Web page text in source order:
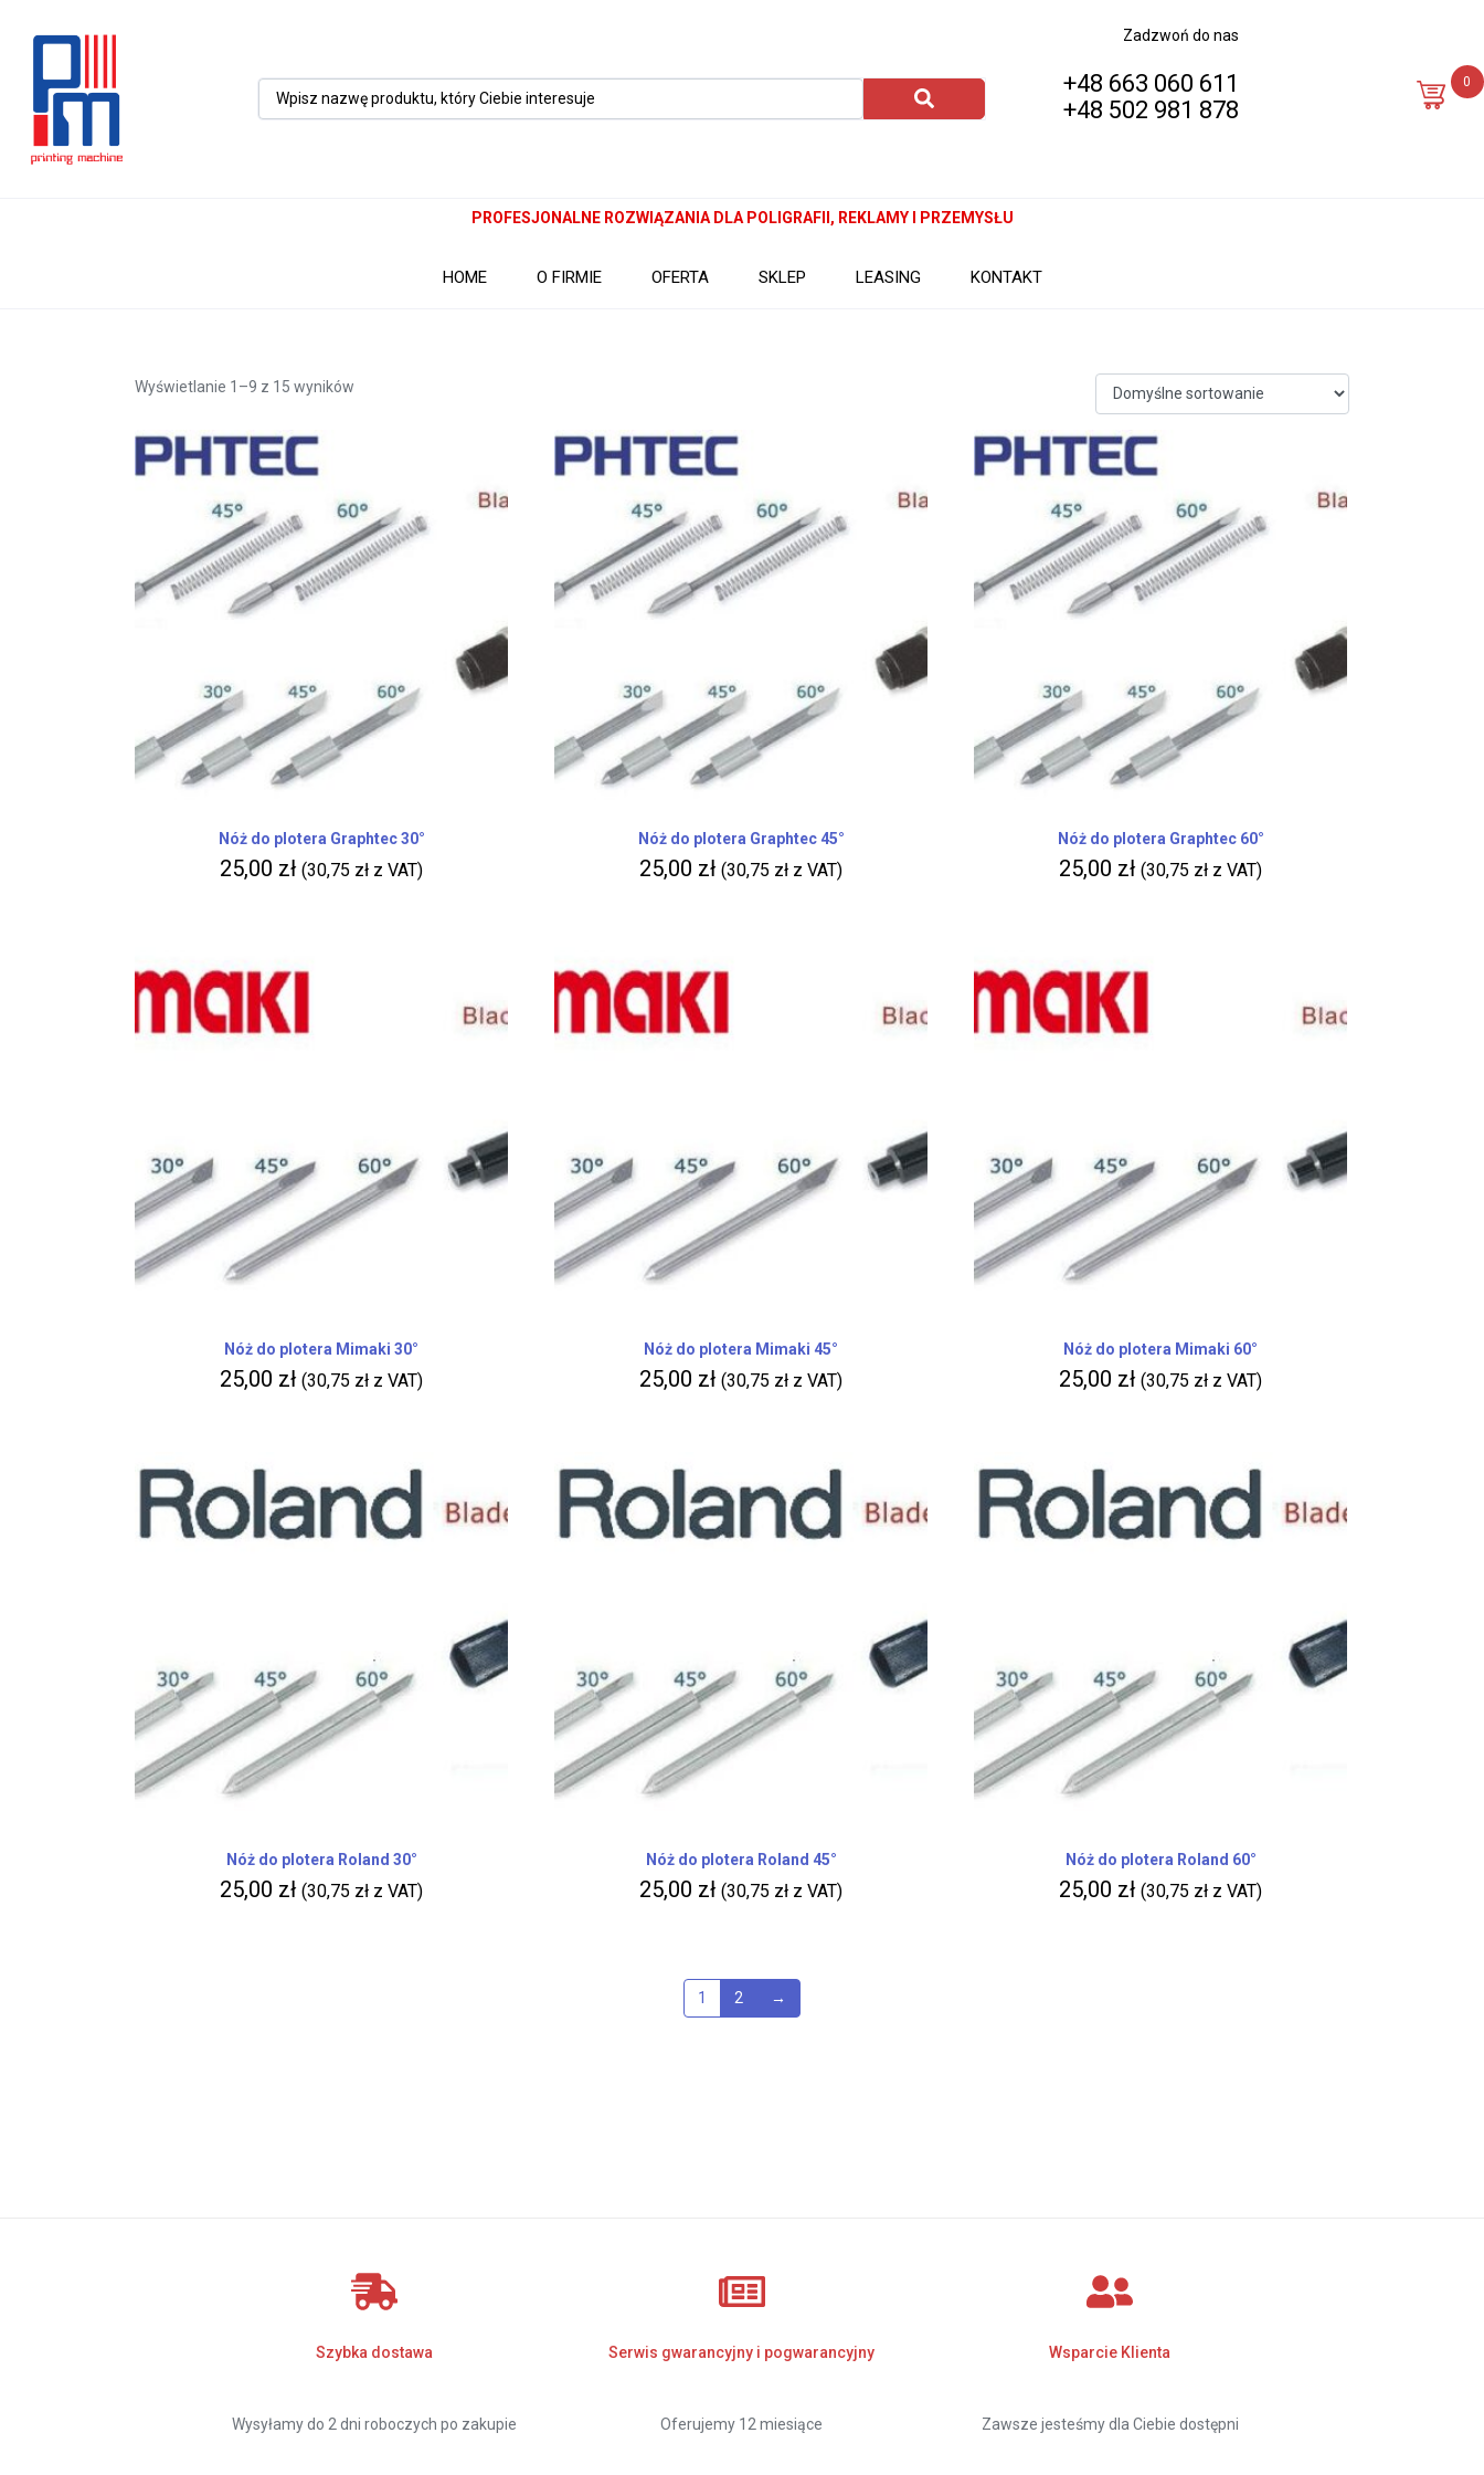
Zadzwoń do nas
+48 663 060 611
+48 502 981 878
0
PROFESJONALNE ROZWIĄZANIA DLA POLIGRAFII, REKLAMY I PRZEMYSŁU
HOME O FIRMIE OFERTA SKLEP LEASING KONTAKT
Wyświetlanie 1–9 z 15 wyników
Nóż do plotera Graphtec 30°
25,00 zł (30,75 zł z VAT)
Nóż do plotera Graphtec 45°
25,00 zł (30,75 zł z VAT)
Nóż do plotera Graphtec 60°
25,00 zł (30,75 zł z VAT)
Nóż do plotera Mimaki 30°
25,00 zł (30,75 zł z VAT)
Nóż do plotera Mimaki 45°
25,00 zł (30,75 zł z VAT)
Nóż do plotera Mimaki 60°
25,00 zł (30,75 zł z VAT)
Nóż do plotera Roland 30°
25,00 zł (30,75 zł z VAT)
Nóż do plotera Roland 45°
25,00 zł (30,75 zł z VAT)
Nóż do plotera Roland 60°
25,00 zł (30,75 zł z VAT)
1 2 →
Szybka dostawa
Wysyłamy do 2 dni roboczych po zakupie
Serwis gwarancyjny i pogwarancyjny
Oferujemy 12 miesiące
Wsparcie Klienta
Zawsze jesteśmy dla Ciebie dostępni